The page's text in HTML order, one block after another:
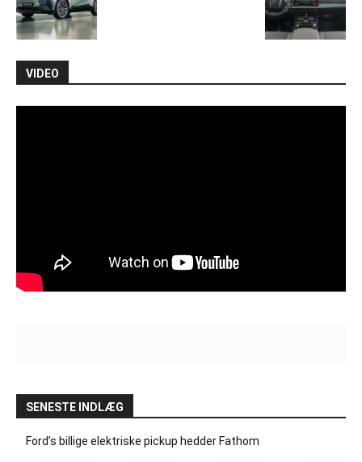
VIDEO
SENESTE INDLÆG
Ford’s billige elektriske pickup hedder Fathom